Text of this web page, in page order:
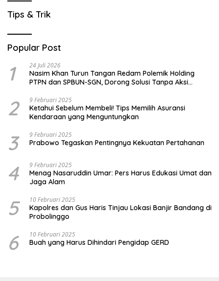
Tips & Trik
Popular Post
1 24 Juli 2026
Nasim Khan Turun Tangan Redam Polemik Holding
PTPN dan SPBUN-SGN, Dorong Solusi Tanpa Aksi
2 9 Februari 2025
Ketahui Sebelum Membeli! Tips Memilih Asuransi
Kendaraan yang Menguntungkan
3 9 Februari 2025
Prabowo Tegaskan Pentingnya Kekuatan Pertahanan
4 9 Februari 2025
Menag Nasaruddin Umar: Pers Harus Edukasi Umat dan
Jaga Alam
5 10 Februari 2025
Kapolres dan Gus Haris Tinjau Lokasi Banjir Bandang di
Probolinggo
6 10 Februari 2025
Buah yang Harus Dihindari Pengidap GERD